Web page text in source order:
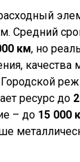
Средний
км, но
качества
Городской
ресурс до
– до 15 000